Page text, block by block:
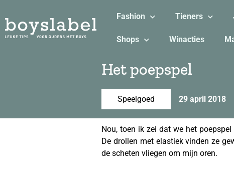
Fashion Tieners
Shops Winacties
Het poepspel
Speelgoed 29 april 2018
Nou, toen ik zei dat we het
De drollen met elastiek vinden ze
de scheten vliegen om mijn oren.